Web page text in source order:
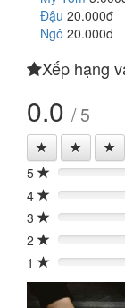
Đậu 20.000đ
Ngô 20.000đ
Xếp hạng
0.0 / 5
5 0%
4
0%
3
0%
2
0%
1
0%